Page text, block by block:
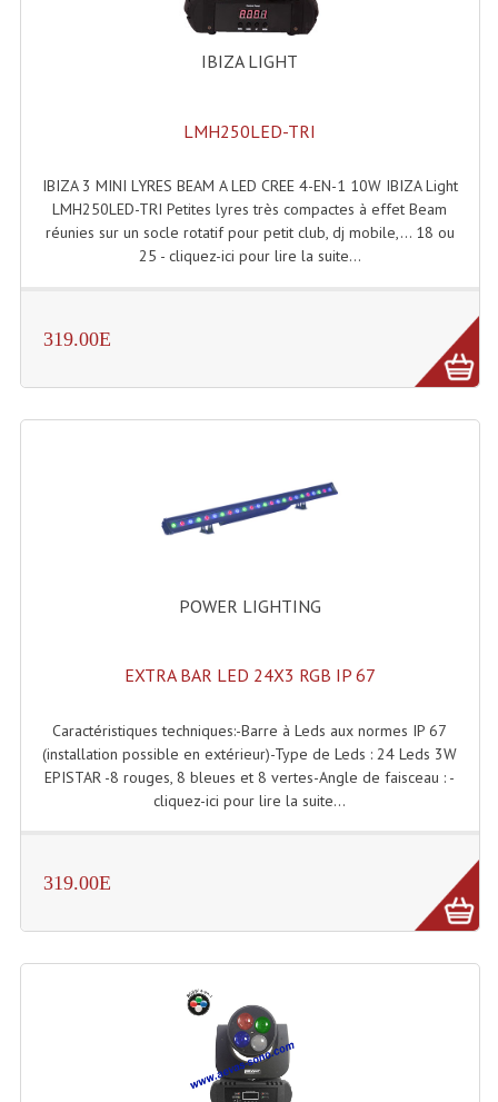
Angles Structure SC150
Angles Structure SD250
Angles Trio Steel Acier
Cercle Monotube
Cercle Struct Triangulaire290
Embases Pour Structure
Grill Auto-Porté
Praticable Et Accessoires
Structure Echelle 290 Asd
Tour De Travail Et Échafaudage
Flight-Case (s) Et Accessoires
IBIZA LIGHT
LMH250LED-TRI
IBIZA 3 MINI LYRES BEAM A LED CREE 4-EN-1 10W IBIZA Light
LMH250LED-TRI Petites lyres très compactes à effet Beam
réunies sur un socle rotatif pour petit club, dj mobile,… 18 ou
25 - cliquez-ici pour lire la suite...
319.00E
POWER LIGHTING
EXTRA BAR LED 24X3 RGB IP 67
Caractéristiques techniques:-Barre à Leds aux normes IP 67
(installation possible en extérieur)-Type de Leds : 24 Leds 3W
EPISTAR -8 rouges, 8 bleues et 8 vertes-Angle de faisceau : -
cliquez-ici pour lire la suite...
319.00E